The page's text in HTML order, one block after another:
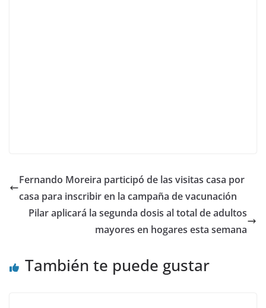
Fernando Moreira participó de las visitas casa por
casa para inscribir en la campaña de vacunación
Pilar aplicará la segunda dosis al total de adultos
mayores en hogares esta semana
También te puede gustar